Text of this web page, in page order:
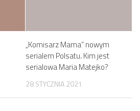
„Komisarz Mama” nowym
serialem Polsatu. Kim jest
serialowa Maria Matejko?
28 STYCZNIA 2021